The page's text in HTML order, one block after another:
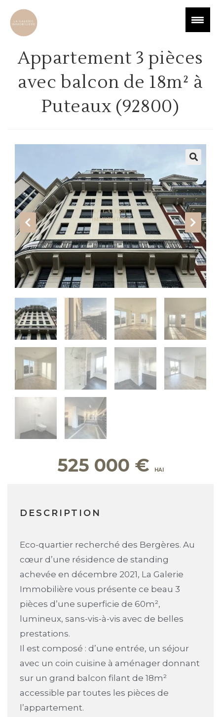
Appartement 3 pièces
avec balcon de 18m² à
Puteaux (92800)
525 000 €
DESCRIPTION
Eco-quartier recherché des Bergères. Au
cœur d’une résidence de standing
achevée en décembre 2021, La Galerie
Immobilière vous présente ce beau 3
pièces d’une superficie de 60m²,
lumineux, sans-vis-à-vis avec de belles
prestations.
Il est composé : d’une entrée, un séjour
avec un coin cuisine à aménager donnant
sur un grand balcon filant de 18m²
accessible par toutes les pièces de
l’appartement.